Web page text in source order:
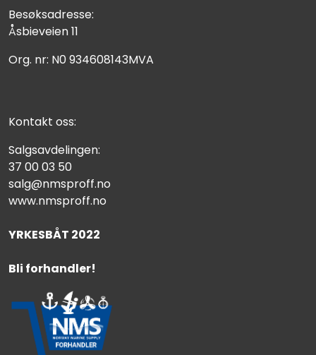
Besøksadresse:
Åsbieveien 11
Org. nr: N0 934608143MVA
Kontakt oss:
Salgsavdelingen:
37 00 03 50
salg@nmsproff.no
www.nmsproff.no
YRKESBÅT 2022
Bli forhandler!